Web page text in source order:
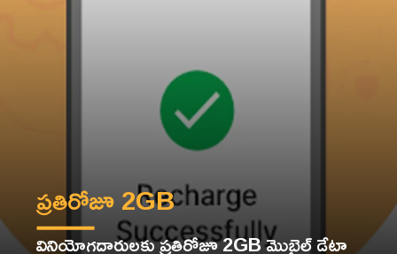
వినియోగదారులకు ప్రతిరోజూ 2GB మొబైల్ డేటా
ప్రతిరోజూ 2GB